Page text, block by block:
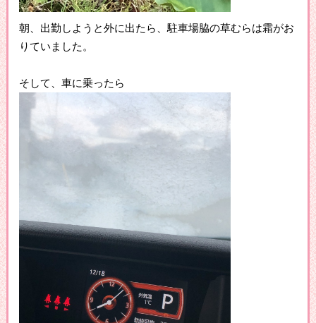
朝、出勤しようと外に出たら、駐車場脇の草むらは霜がお
りていました。
そして、車に乗ったら